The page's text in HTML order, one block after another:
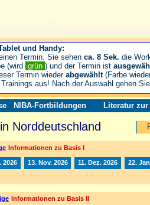
NIBA-Fortbildungen Literatur zur
Norddeutschland
Informationen zu Basis I
2026 13. Nov. 2026 11. Dez. 2026 22.
Informationen zu Basis II
und Handy:
Termin. Sie sehen ca. 8 Sek. die
(wird grün ) und der Termin ist
Termin wieder abgewählt(Farbe
aus! Nach der Auswahl gehen